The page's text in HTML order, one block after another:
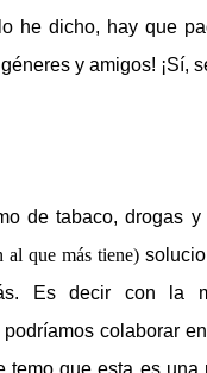
he dicho, hay que
y amigos! ¡Sí,
de tabaco, drogas y
al que más tiene)
Es decir con la
colaborar
temo que esta es